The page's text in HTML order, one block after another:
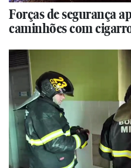
Forças de segurança
caminhões com